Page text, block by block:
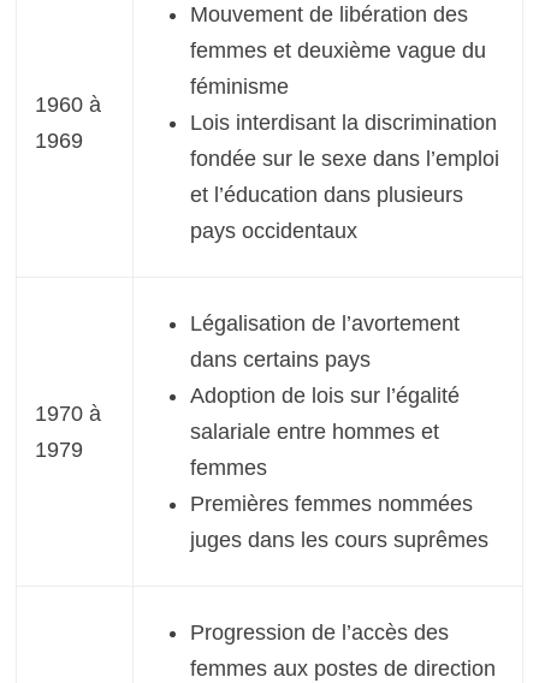
1960 à
1969
Mouvement de libération des
femmes et deuxième vague du
féminisme
Lois interdisant la discrimination
fondée sur le sexe dans l’emploi
et l’éducation dans plusieurs
pays occidentaux
1970 à
1979
Légalisation de l’avortement
dans certains pays
Adoption de lois sur l’égalité
salariale entre hommes et
femmes
Premières femmes nommées
juges dans les cours suprêmes
Progression de l’accès des
femmes aux postes de direction